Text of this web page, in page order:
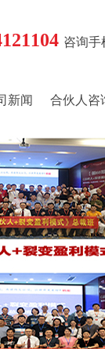
咨询手
新闻 合伙人咨